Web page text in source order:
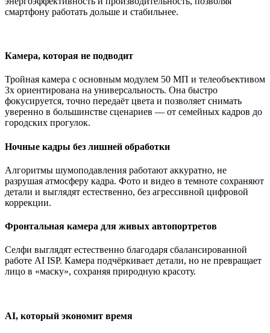
смартфону работать дольше и стабильнее.
Камера, которая не подводит
Тройная камера с основным модулем 50 МП и телеобъективом
3x ориентирована на универсальность. Она быстро
фокусируется, точно передаёт цвета и позволяет снимать
уверенно в большинстве сценариев — от семейных кадров до
городских прогулок.
Ночные кадры без лишней обработки
Алгоритмы шумоподавления работают аккуратно, не
разрушая атмосферу кадра. Фото и видео в темноте сохраняют
детали и выглядят естественно, без агрессивной цифровой
коррекции.
Фронтальная камера для живых автопортретов
Селфи выглядят естественно благодаря сбалансированной
работе AI ISP. Камера подчёркивает детали, но не превращает
лицо в «маску», сохраняя природную красоту.
AI, который экономит время